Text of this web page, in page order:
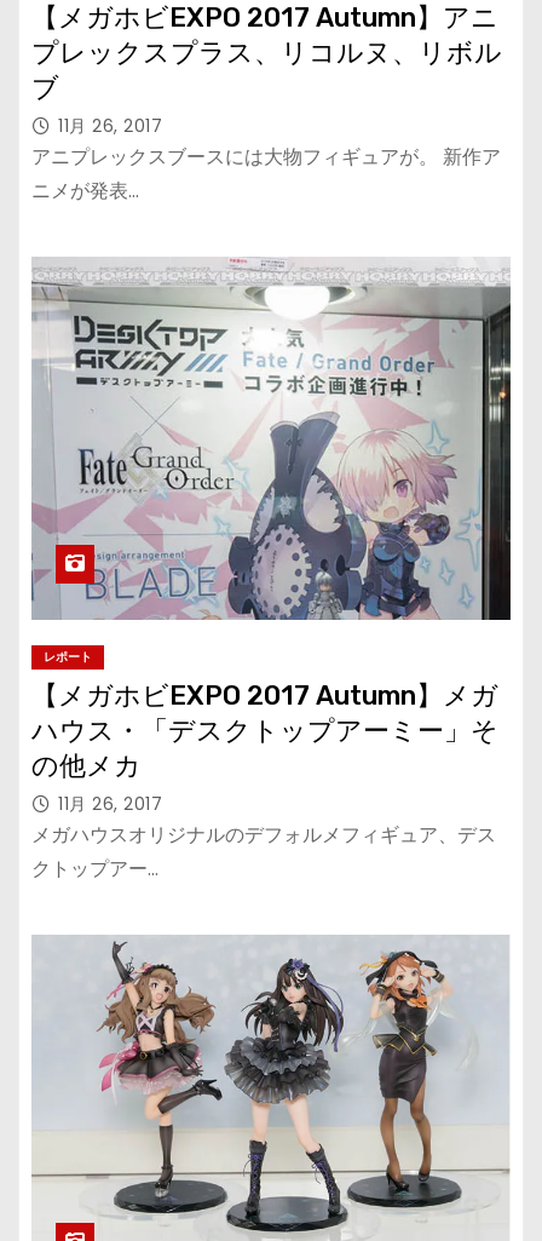
【メガホビEXPO 2017 Autumn】アニ
プレックスプラス、リコルヌ、リボル
ブ
11月 26, 2017
アニプレックスブースには大物フィギュアが。 新作ア
ニメが発表…
レポート
【メガホビEXPO 2017 Autumn】メガ
ハウス・「デスクトップアーミー」そ
の他メカ
11月 26, 2017
メガハウスオリジナルのデフォルメフィギュア、デス
クトップアー…